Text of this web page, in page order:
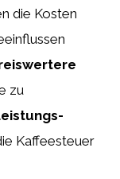
die Kosten
zu
Kaffeesteuer